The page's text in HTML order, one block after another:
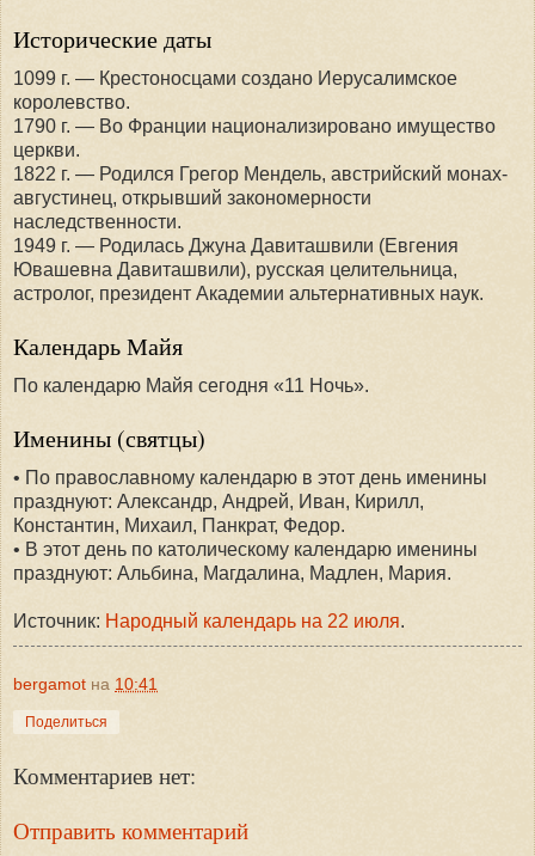
Исторические даты
1099 г. — Крестоносцами создано Иерусалимское
королевство.
1790 г. — Во Франции национализировано имущество
церкви.
1822 г. — Родился Грегор Мендель, австрийский монах-
августинец, открывший закономерности
наследственности.
1949 г. — Родилась Джуна Давиташвили (Евгения
Ювашевна Давиташвили), русская целительница,
астролог, президент Академии альтернативных наук.
Календарь Майя
По календарю Майя сегодня «11 Ночь».
Именины (святцы)
• По православному календарю в этот день именины
празднуют: Александр, Андрей, Иван, Кирилл,
Константин, Михаил, Панкрат, Федор.
• В этот день по католическому календарю именины
празднуют: Альбина, Магдалина, Мадлен, Мария.
Источник: Народный календарь на 22 июля.
bergamot на 10:41
Поделиться
Комментариев нет:
Отправить комментарий